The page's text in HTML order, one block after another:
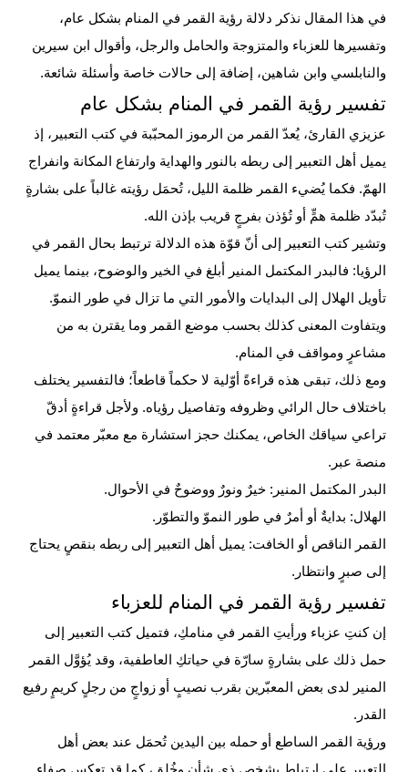
في هذا المقال نذكر دلالة رؤية القمر في المنام بشكل عام،
وتفسيرها للعزباء والمتزوجة والحامل والرجل، وأقوال ابن سيرين
والنابلسي وابن شاهين، إضافة إلى حالات خاصة وأسئلة شائعة.
تفسير رؤية القمر في المنام بشكل عام
عزيزي القارئ، يُعدّ القمر من الرموز المحبّبة في كتب التعبير، إذ
يميل أهل التعبير إلى ربطه بالنور والهداية وارتفاع المكانة وانفراج
الهمّ. فكما يُضيء القمر ظلمة الليل، تُحمَل رؤيته غالباً على بشارةٍ
تُبدّد ظلمة همٍّ أو تُؤذن بفرجٍ قريب بإذن الله.
وتشير كتب التعبير إلى أنّ قوّة هذه الدلالة ترتبط بحال القمر في
الرؤيا: فالبدر المكتمل المنير أبلغ في الخير والوضوح، بينما يميل
تأويل الهلال إلى البدايات والأمور التي ما تزال في طور النموّ.
ويتفاوت المعنى كذلك بحسب موضع القمر وما يقترن به من
مشاعرٍ ومواقف في المنام.
ومع ذلك، تبقى هذه قراءةً أوّلية لا حكماً قاطعاً؛ فالتفسير يختلف
باختلاف حال الرائي وظروفه وتفاصيل رؤياه. ولأجل قراءةٍ أدقّ
تراعي سياقك الخاص، يمكنك حجز استشارة مع معبّر معتمد في
منصة عبر.
البدر المكتمل المنير: خيرٌ ونورٌ ووضوحٌ في الأحوال.
الهلال: بدايةٌ أو أمرٌ في طور النموّ والتطوّر.
القمر الناقص أو الخافت: يميل أهل التعبير إلى ربطه بنقصٍ يحتاج
إلى صبرٍ وانتظار.
تفسير رؤية القمر في المنام للعزباء
إن كنتِ عزباء ورأيتِ القمر في منامكِ، فتميل كتب التعبير إلى
حمل ذلك على بشارةٍ سارّة في حياتكِ العاطفية، وقد يُؤوَّل القمر
المنير لدى بعض المعبّرين بقرب نصيبٍ أو زواجٍ من رجلٍ كريمٍ رفيع
القدر .
ورؤية القمر الساطع أو حمله بين اليدين تُحمَل عند بعض أهل